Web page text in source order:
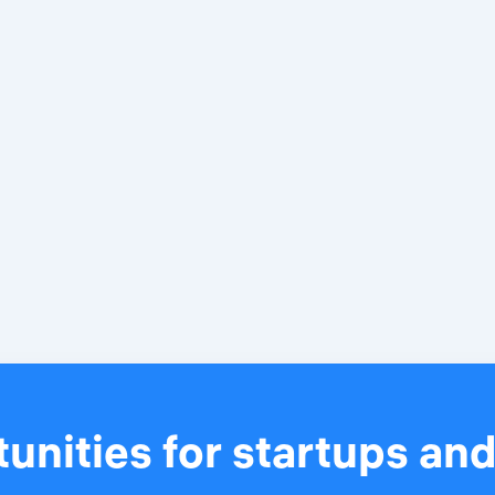
for startups